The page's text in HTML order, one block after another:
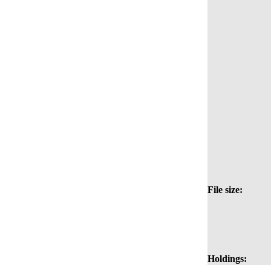
File size:
Holdings: